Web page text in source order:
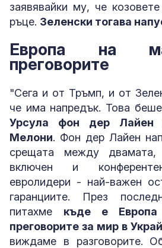
заявявайки му, че
ръце. Зеленски тогава
Европа на
преговорите
"Сега и от Тръмп, и от
че има напредък. Това
Урсула фон дер Лайен
Мелони. Фон дер Лайен
срещата между
включен и
евролидери - най-важен
гаранциите. През
питахме къде е
преговорите за мир в
виждаме в разговорите.